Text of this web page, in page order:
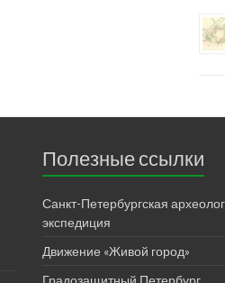
Полезные ссылки
Санкт-Петербургская
экспедиция
Движение «Живой город»
Градозащитный Петербург